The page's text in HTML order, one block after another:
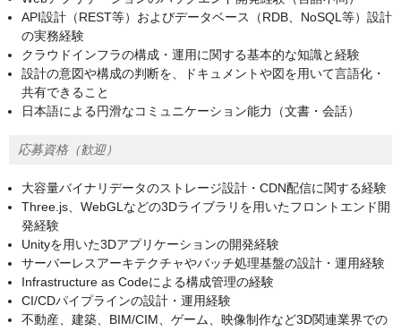
API設計（REST等）およびデータベース（RDB、NoSQL等）設計
の実務経験
クラウドインフラの構成・運用に関する基本的な知識と経験
設計の意図や構成の判断を、ドキュメントや図を用いて言語化・
共有できること
日本語による円滑なコミュニケーション能力（文書・会話）
応募資格（歓迎）
大容量バイナリデータのストレージ設計・CDN配信に関する経験
Three.js、WebGLなどの3Dライブラリを用いたフロントエンド開
発経験
Unityを用いた3Dアプリケーションの開発経験
サーバーレスアーキテクチャやバッチ処理基盤の設計・運用経験
Infrastructure as Codeによる構成管理の経験
CI/CDパイプラインの設計・運用経験
不動産、建築、BIM/CIM、ゲーム、映像制作など3D関連業界での